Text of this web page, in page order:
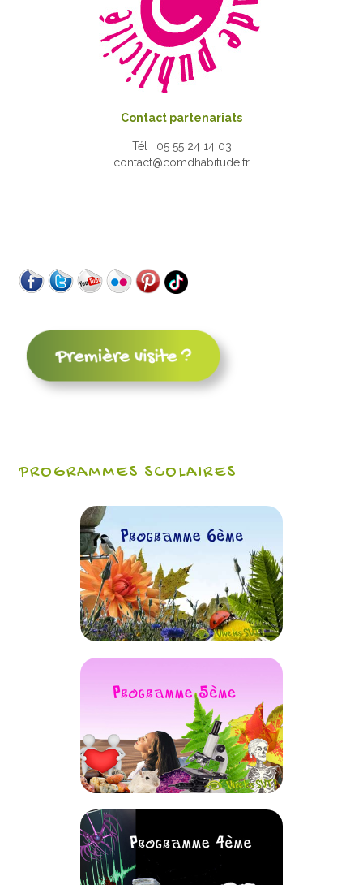
Contact partenariats
Tél : 05 55 24 14 03
contact@comdhabitude.fr
PROGRAMMES SCOLAIRES